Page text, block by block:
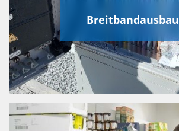
Breitbandausbau